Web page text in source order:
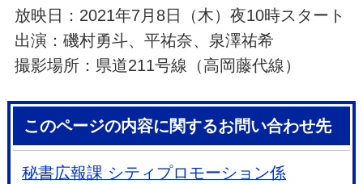
放映日：2021年7月8日（木）夜10時スタート
出演：磯村勇斗、平祐奈、泉澤祐希
撮影場所：県道211号線（高岡藤代線）
このページの内容に関するお問い合わせ先
秘書広報課 シティプロモーション係